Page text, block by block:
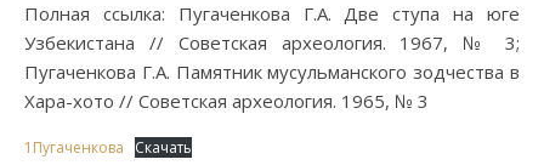
Полная ссылка: Пугаченкова Г.А. Две ступа на юге
Узбекистана // Советская археология. 1967, № 3;
Пугаченкова Г.А. Памятник мусульманского зодчества в
Хара-хото // Советская археология. 1965, № 3
1Пугаченкова Скачать